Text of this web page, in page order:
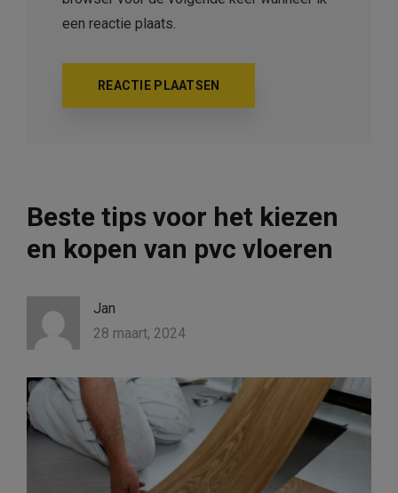
een reactie plaats.
Beste tips voor het kiezen
en kopen van pvc vloeren
Jan
28 maart, 2024